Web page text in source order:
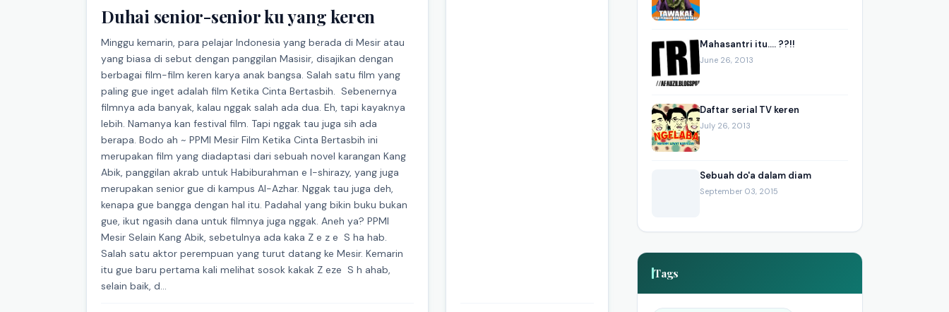
Duhai senior-senior ku yang keren
Minggu kemarin, para pelajar Indonesia yang berada di Mesir atau
yang biasa di sebut dengan panggilan Masisir, disajikan dengan
berbagai film-film keren karya anak bangsa. Salah satu film yang
paling gue inget adalah film Ketika Cinta Bertasbih. Sebenernya
filmnya ada banyak, kalau nggak salah ada dua. Eh, tapi kayaknya
lebih. Namanya kan festival film. Tapi nggak tau juga sih ada
berapa. Bodo ah ~ PPMI Mesir Film Ketika Cinta Bertasbih ini
merupakan film yang diadaptasi dari sebuah novel karangan Kang
Abik, panggilan akrab untuk Habiburahman e l-shirazy, yang juga
merupakan senior gue di kampus Al-Azhar. Nggak tau juga deh,
kenapa gue bangga dengan hal itu. Padahal yang bikin buku bukan
gue, ikut ngasih dana untuk filmnya juga nggak. Aneh ya? PPMI
Mesir Selain Kang Abik, sebetulnya ada kaka Z e z e S ha hab.
Salah satu aktor perempuan yang turut datang ke Mesir. Kemarin
itu gue baru pertama kali melihat sosok kakak Z eze S h ahab,
selain baik, d...
Mahasantri itu.... ??!!
June 26, 2013
Daftar serial TV keren
July 26, 2013
Sebuah do'a dalam diam
September 03, 2015
Tags